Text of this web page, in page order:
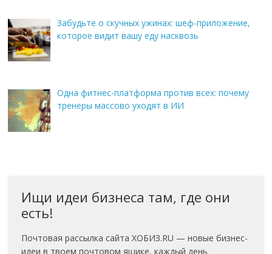
Забудьте о скучных ужинах: шеф-приложение,
которое видит вашу еду насквозь
Одна фитнес-платформа против всех: почему
тренеры массово уходят в ИИ
Ищи идеи бизнеса там, где они
есть!
Почтовая рассылка сайта ХОБИЗ.RU — новые бизнес-
идеи в твоем почтовом ящике, каждый день